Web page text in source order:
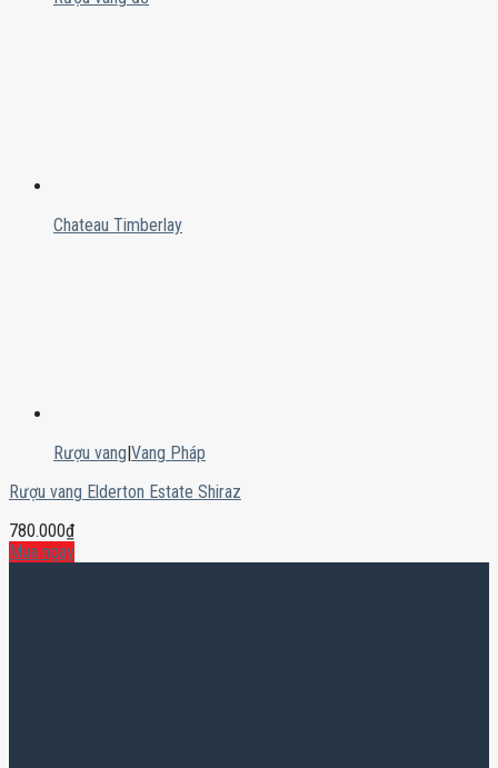
Chateau Timberlay
Rượu vang|Vang Pháp
Rượu vang Elderton Estate Shiraz
780.000₫
Mua ngay